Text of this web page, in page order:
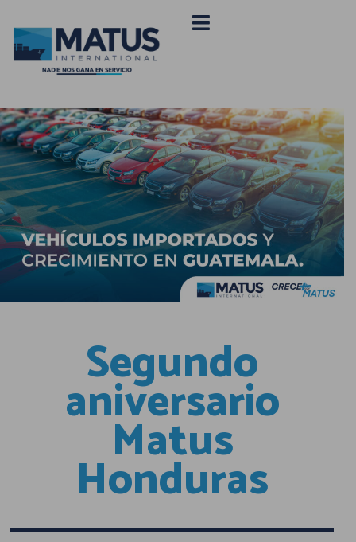
Segundo
aniversario
Matus
Honduras